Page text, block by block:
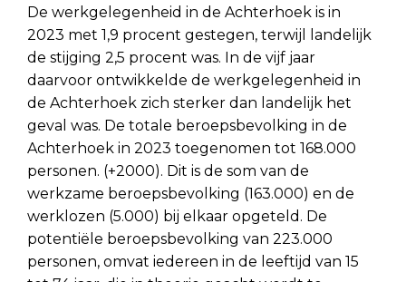
De werkgelegenheid in de Achterhoek is in
2023 met 1,9 procent gestegen, terwijl landelijk
de stijging 2,5 procent was. In de vijf jaar
daarvoor ontwikkelde de werkgelegenheid in
de Achterhoek zich sterker dan landelijk het
geval was. De totale beroepsbevolking in de
Achterhoek in 2023 toegenomen tot 168.000
personen. (+2000). Dit is de som van de
werkzame beroepsbevolking (163.000) en de
werklozen (5.000) bij elkaar opgeteld. De
potentiële beroepsbevolking van 223.000
personen, omvat iedereen in de leeftijd van 15